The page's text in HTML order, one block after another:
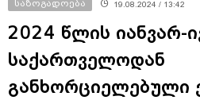
საზოგადოება 19.08.2024 / 13:42
2024 წლის იანვარ-
საქართველოდან
განხორციელებული